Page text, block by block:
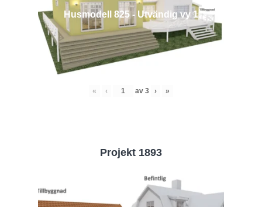
Husmodell 825 - Utvändig vy 1
« ‹ av 3 › »
Projekt 1893